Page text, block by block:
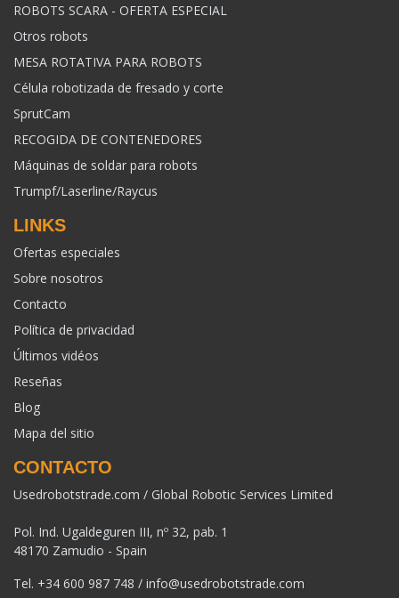
ROBOTS SCARA - OFERTA ESPECIAL
Otros robots
MESA ROTATIVA PARA ROBOTS
Célula robotizada de fresado y corte
SprutCam
RECOGIDA DE CONTENEDORES
Máquinas de soldar para robots
Trumpf/Laserline/Raycus
LINKS
Ofertas especiales
Sobre nosotros
Contacto
Política de privacidad
Últimos vidéos
Reseñas
Blog
Mapa del sitio
CONTACTO
Usedrobotstrade.com / Global Robotic Services Limited
Pol. Ind. Ugaldeguren III, nº 32, pab. 1
48170 Zamudio - Spain
Tel. +34 600 987 748 / info@usedrobotstrade.com